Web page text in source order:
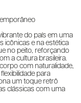
do país em uma
icônicas e na estética
no peito, reforçando
a cultura brasileira.
com naturalidade,
para
um toque retrô
clássicas com uma